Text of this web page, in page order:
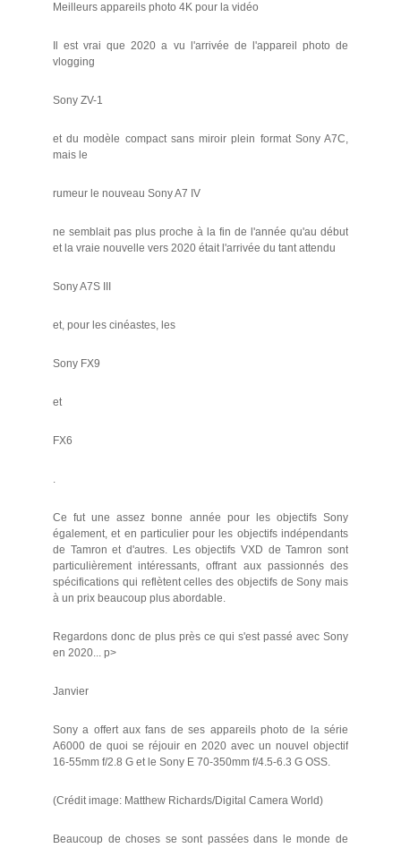
Meilleurs appareils photo 4K pour la vidéo
Il est vrai que 2020 a vu l'arrivée de l'appareil photo de
vlogging
Sony ZV-1
et du modèle compact sans miroir plein format Sony A7C,
mais le
rumeur le nouveau Sony A7 IV
ne semblait pas plus proche à la fin de l'année qu'au début
et la vraie nouvelle vers 2020 était l'arrivée du tant attendu
Sony A7S III
et, pour les cinéastes, les
Sony FX9
et
FX6
.
Ce fut une assez bonne année pour les objectifs Sony
également, et en particulier pour les objectifs indépendants
de Tamron et d'autres. Les objectifs VXD de Tamron sont
particulièrement intéressants, offrant aux passionnés des
spécifications qui reflètent celles des objectifs de Sony mais
à un prix beaucoup plus abordable.
Regardons donc de plus près ce qui s'est passé avec Sony
en 2020... p>
Janvier
Sony a offert aux fans de ses appareils photo de la série
A6000 de quoi se réjouir en 2020 avec un nouvel objectif
16-55mm f/2.8 G et le Sony E 70-350mm f/4.5-6.3 G OSS.
(Crédit image: Matthew Richards/Digital Camera World)
Beaucoup de choses se sont passées dans le monde de